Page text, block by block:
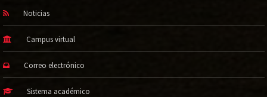
Noticias
Campus virtual
Correo electrónico
Sistema académico